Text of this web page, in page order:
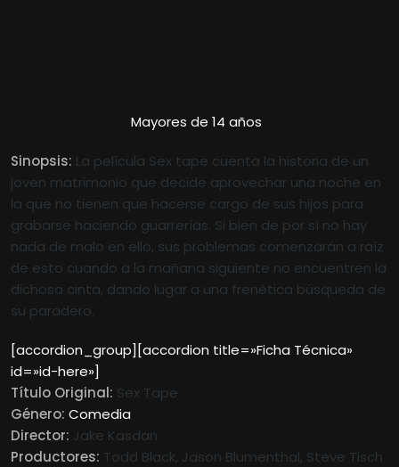
Mayores de 14 años
Sinopsis: La película Sex tape cuenta la historia de un
joven matrimonio que decide aprovechar una noche en
la que no tienen que hacerse cargo de sus hijos para
grabarse haciendo guarrerías. Si bien de por sí no hay
nada de malo en ello, sus problemas comenzarán a raíz
de esto cuando a la mañana siguiente no encuentren la
dichosa cinta, dando lugar a una frenética búsqueda de
su paradero.
[accordion_group][accordion title=»Ficha Técnica»
id=»id-here»]
Título Original: Sex Tape
Género: Comedia
Director: Jake Kasdan
Productores: Todd Black, Jason Blumenthal, Steve Tisch